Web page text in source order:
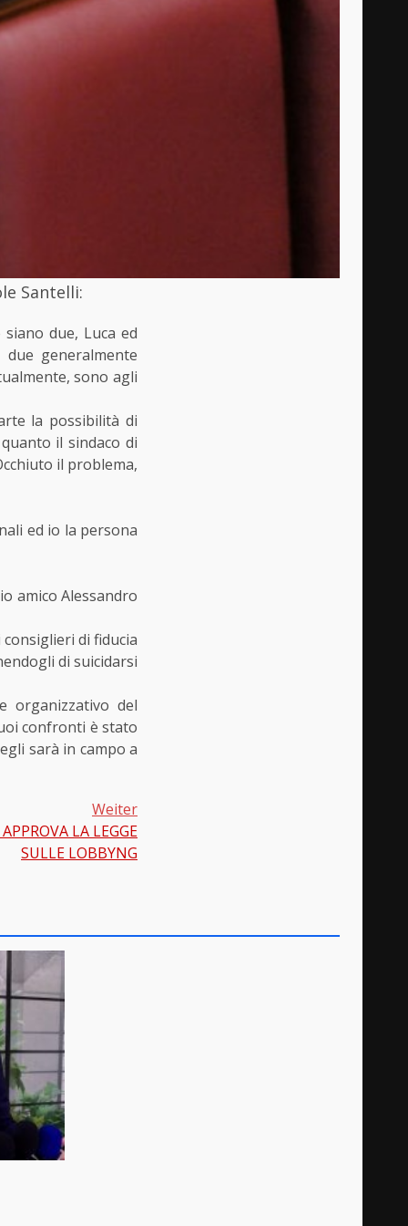
Santelli:
due, Luca ed
generalmente
sono agli
la possibilità di
il sindaco di
il problema,
ed io la persona
amico Alessandro
di fiducia
di suicidarsi
organizzativo del
confronti è stato
sarà in campo a
Weiter
LA LEGGE
SULLE LOBBYNG